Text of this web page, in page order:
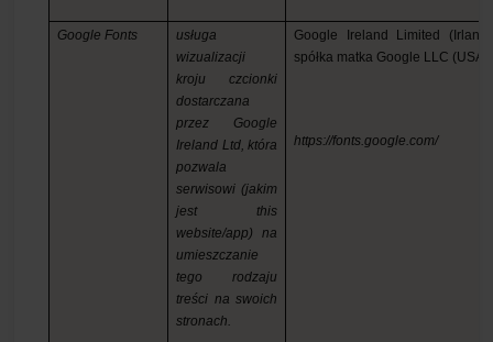
Google Fonts
usługa
wizualizacji
kroju czcionki
dostarczana
przez Google
Ireland Ltd, która
pozwala
serwisowi (jakim
jest this
website/app) na
umieszczanie
tego rodzaju
treści na swoich
stronach.
Google Ireland Limited
spółka matka Google LLC (USA)
https://fonts.google.com/